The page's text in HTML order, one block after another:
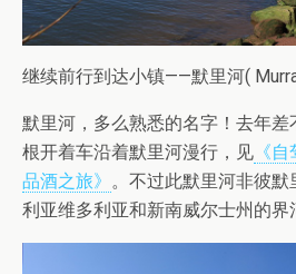
继续前行到达小镇——默里河(
默里河，多么熟悉的名字！去年
根开着车沿着默里河漫行，见 《
品酒之旅》 。不过此默里河非彼
利亚维多利亚和新南威尔士州的界